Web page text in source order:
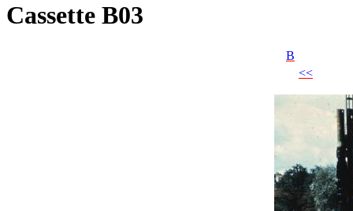
Cassette B03
B
<<